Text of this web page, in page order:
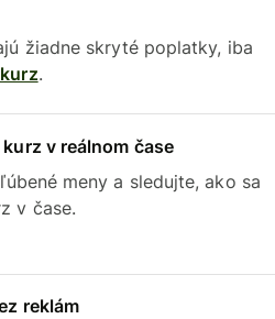
žiadne skryté poplatky, iba
.
v reálnom čase
meny a sledujte, ako sa
v čase.
reklám